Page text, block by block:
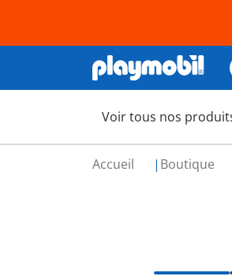
Voir tous nos
Accueil Boutique